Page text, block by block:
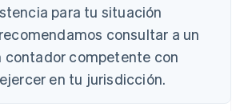
para tu situación
consultar a un
contador competente con
en tu jurisdicción.